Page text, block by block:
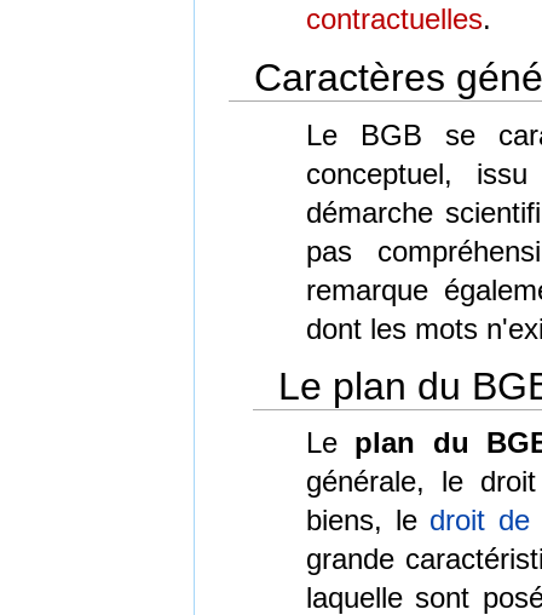
contractuelles.
Caractères
Le BGB se
conceptuel,
démarche
pas
remarque
dont les mots
Le plan du
Le plan du
générale, le
biens, le droit de
grande
laquelle sont